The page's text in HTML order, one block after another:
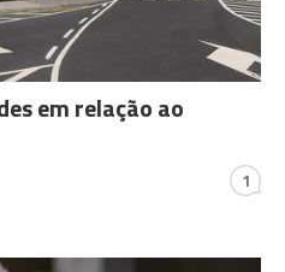
em relação ao
1